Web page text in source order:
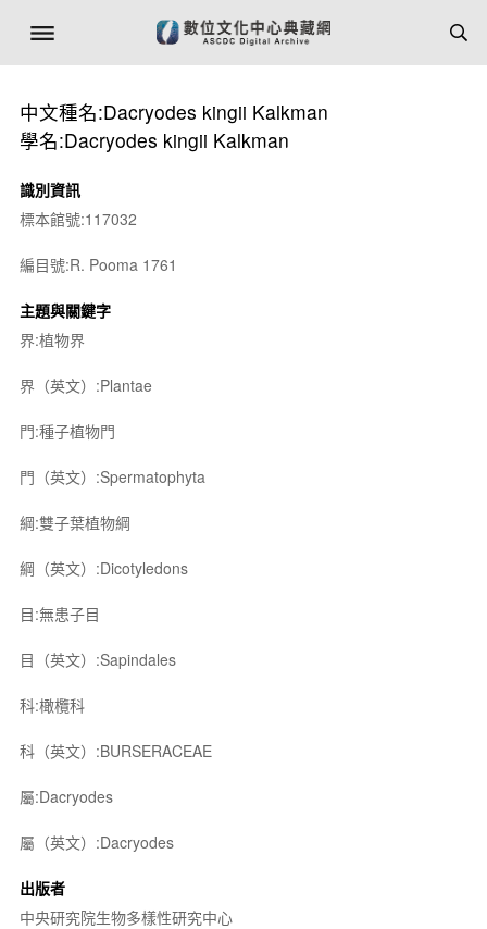
中文種名:Dacryodes kingii Kalkman
學名:Dacryodes kingii Kalkman
識別資訊
標本館號:117032
編目號:R. Pooma 1761
主題與關鍵字
界:植物界
界（英文）:Plantae
門:種子植物門
門（英文）:Spermatophyta
綱:雙子葉植物綱
綱（英文）:Dicotyledons
目:無患子目
目（英文）:Sapindales
科:橄欖科
科（英文）:BURSERACEAE
屬:Dacryodes
屬（英文）:Dacryodes
出版者
中央研究院生物多樣性研究中心